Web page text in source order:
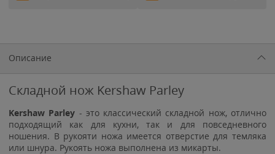
Описание
Складной нож Kershaw Parley
Kershaw Parley - это классический складной нож, отлично
подходящий как для кухни, так и для повседневного
ношения. В рукояти ножа имеется отверстие для темляка
или шнура. Рукоять ножа выполнена из микарты.